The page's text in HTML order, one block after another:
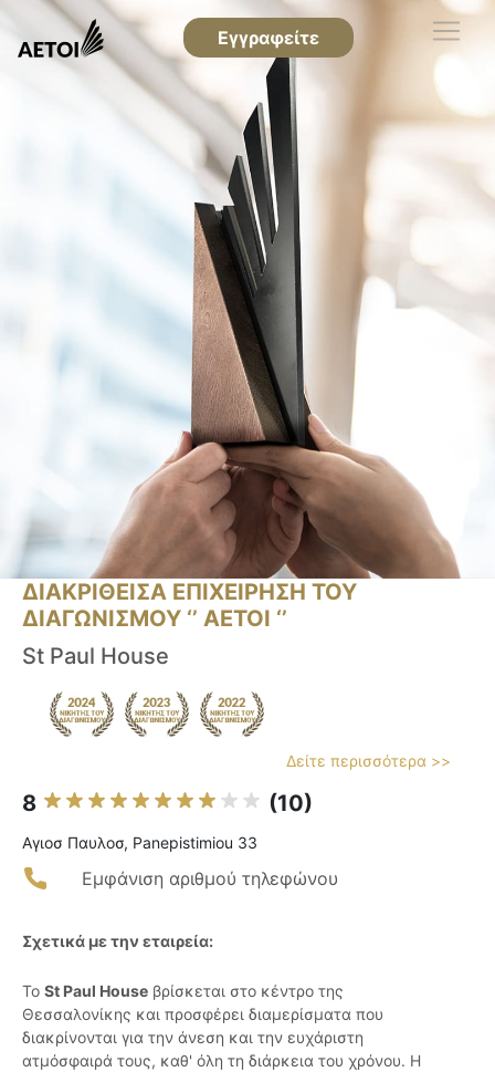
Εγγραφείτε
ΔΙΑΚΡΙΘΕΙΣΑ ΕΠΙΧΕΙΡΗΣΗ ΤΟΥ
ΔΙΑΓΩΝΙΣΜΟΥ ‘’ ΑΕΤΟΙ ‘’
St Paul House
Δείτε περισσότερα >>
8 (10)
Αγιοσ Παυλοσ, Panepistimiou 33
Εμφάνιση αριθμού τηλεφώνου
Σχετικά με την εταιρεία:
Το St Paul House βρίσκεται στο κέντρο της
Θεσσαλονίκης και προσφέρει διαμερίσματα που
διακρίνονται για την άνεση και την ευχάριστη
ατμόσφαιρά τους, καθ' όλη τη διάρκεια του χρόνου. Η